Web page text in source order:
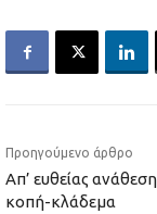
Προηγούμενο άρθρο
Απ’ ευθείας
κοπή-κλάδεμα